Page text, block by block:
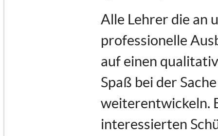
Alle Lehrer die an
professionelle
auf einen
Spaß bei der
weiterentwickeln.
interessierten